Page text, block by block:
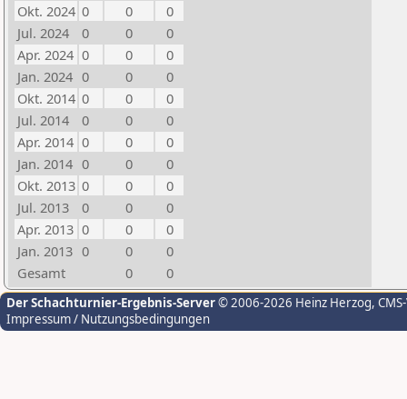
Okt. 2024 0 0
0
Jul. 2024
0 0
0
Apr. 2024 0 0
0
Jan. 2024 0 0
0
Okt. 2014 0 0
0
Jul. 2014
0 0
0
Apr. 2014 0 0
0
Jan. 2014 0 0
0
Okt. 2013 0 0
0
Jul. 2013
0 0
0
Apr. 2013 0 0
0
Jan. 2013 0 0
0
Gesamt
0 0
Der Schachturnier-Ergebnis-Server© 2006-2026 Heinz Herzog,
Impressum / Nutzungsbedingungen